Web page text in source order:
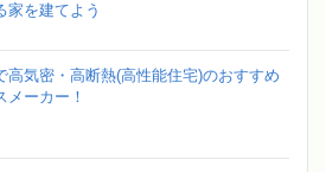
家を建てよう
高気密・高断熱(高性能住宅)のおすすめ
メーカー！